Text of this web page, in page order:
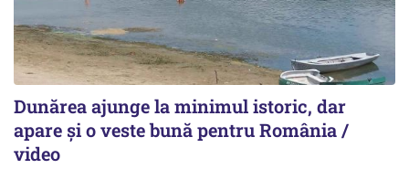
Dunărea ajunge la minimul istoric, dar
apare și o veste bună pentru România /
video